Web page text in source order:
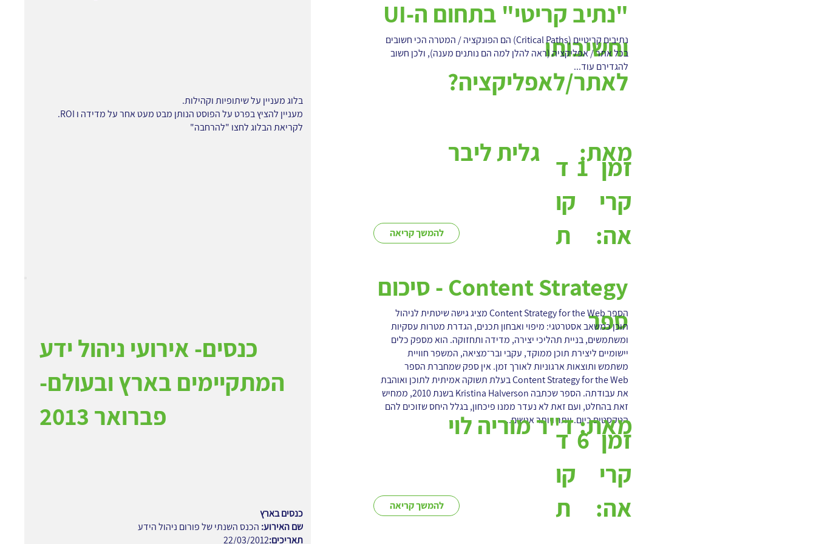
"נתיב קריטי" בתחום ה-UI
וחשיבותו
לאתר/לאפליקציה?
נתיבים קריטיים (Critical Paths) הם הפונקציה / המטרה הכי חשובים
בכל אתר / אפליקציה (ראה להלן למה הם נותנים מענה), ולכן חשוב
להגדירם עוד...
גלית ליבר מאת:
להמשך קריאה
ד
קו
ת
זמן
קרי
אה:
1
Content Strategy - סיכום
ספר
הספר Content Strategy for the Web מציג גישה שיטתית לניהול
תוכן כמשאב אסטרטגי: מיפוי ואבחון תכנים, הגדרת מטרות עסקיות
ומשתמשים, בניית תהליכי יצירה, מדידה ותחזוקה. הוא מספק כלים
יישומיים ליצירת תוכן ממוקד, עקבי ובר־מציאה, המשפר חוויית
משתמש ותוצאות ארגוניות לאורך זמן. אין ספק שמחברת הספר
Content Strategy for the Web בעלת תשוקה אמיתית לתוכן ואוהבת
את עבודתה. הספר שכתבה Kristina Halverson בשנת 2010, ממחיש
זאת בהחלט, ועם זאת לא נעדר ממנו פיכחון, בגלל היחס שזוכים להם
הטקסטים כיום. יותר ויותר אנשים...
ד"ר מוריה לוימאת:
להמשך קריאה
ד
קו
ת
זמן
קרי
אה:
6
בלוג מעניין על שיתופיות וקהילות.
מעניין להציץ בפרט על הפוסט הנותן מבט מעט אחר על מדידה ו ROI.
לקריאת הבלוג לחצו "להרחבה"
כנסים- אירועי ניהול ידע
המתקיימים בארץ ובעולם-
פברואר 2013
כנסים בארץ
שם האירוע: הכנס השנתי של פורום ניהול הידע
תאריכים:22/03/2012